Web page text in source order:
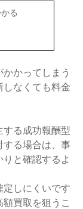
る
かってしまう
しなくても料金
る成功報酬型
する場合は、事
と確認するよ
定しにくいです
買取を狙うこ